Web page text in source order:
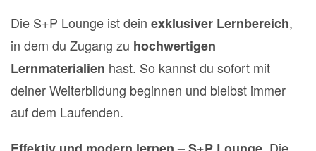
Die S+P Lounge ist dein exklusiver Lernbereich,
in dem du Zugang zu hochwertigen
Lernmaterialien hast. So kannst du sofort mit
deiner Weiterbildung beginnen und bleibst immer
auf dem Laufenden.